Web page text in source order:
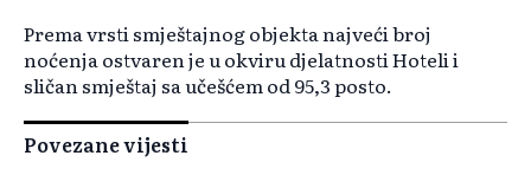
Prema vrsti smještajnog objekta najveći broj
noćenja ostvaren je u okviru djelatnosti Hoteli i
sličan smještaj sa učešćem od 95,3 posto.
Povezane vijesti